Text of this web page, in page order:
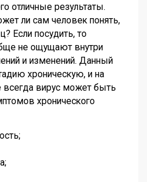
отличные результаты.
ли сам человек понять,
Если посудить, то
не ощущают внутри
и изменений. Данный
хроническую, и на
всегда вирус может быть
хронического